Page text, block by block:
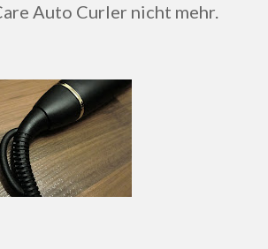
Auto Curler nicht mehr.